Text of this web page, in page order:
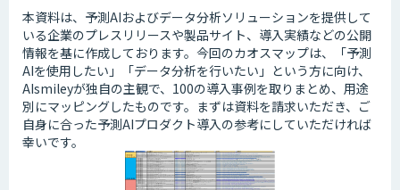
本資料は、予測AIおよびデータ分析ソリューションを提供して
いる企業のプレスリリースや製品サイト、導入実績などの公開
情報を基に作成しております。今回のカオスマップは、「予測
AIを使用したい」「データ分析を行いたい」という方に向け、
AIsmileyが独自の主観で、100の導入事例を取りまとめ、用途
別にマッピングしたものです。まずは資料を請求いただき、ご
自身に合った予測AIプロダクト導入の参考にしていただければ
幸いです。